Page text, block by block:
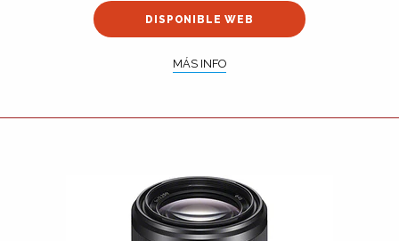
DISPONIBLE WEB
MÁS INFO